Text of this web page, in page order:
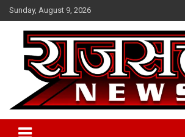
Skip
to
content
Sunday, August 9, 2026
Raj Satta News